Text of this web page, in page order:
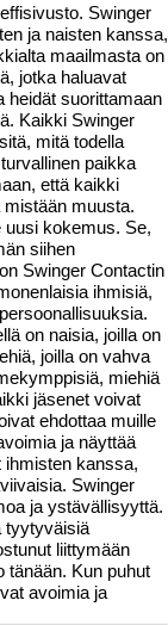
Swinger
ja naisten kanssa,
maailmasta on
jotka haluavat
heidät suorittamaan
Kaikki Swinger
mitä todella
paikka
että kaikki
muusta.
uusi kokemus. Se,
siihen
Swinger Contactin
ihmisiä,
on naisia, joilla on
joilla on vahva
miehiä
jäsenet voivat
ehdottaa muille
ja näyttää
ihmisten kanssa,
Swinger
ja ystävällisyyttä.
tyytyväisiä
liittymään
tänään. Kun puhut
avoimia ja